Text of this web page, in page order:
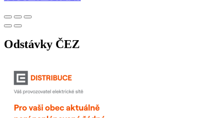
Odstávky ČEZ